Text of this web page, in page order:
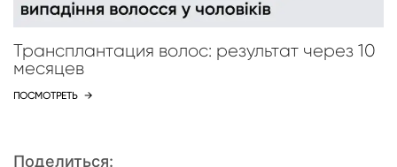
Трансплантация волос: результат через 10
месяцев
ПОСМОТРЕТЬ →
Поделиться: